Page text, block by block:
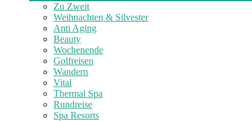
Zu Zweit
Weihnachten & Silvester
Anti Aging
Beauty
Wochenende
Golfreisen
Wandern
Vital
Thermal Spa
Rundreise
Spa Resorts